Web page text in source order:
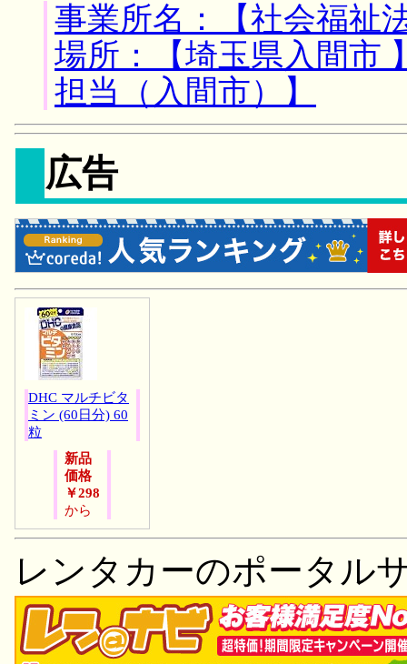
事業所名：【社会福
場所：【埼玉県入間市
担当（入間市）】
広告
DHC マルチビタ
ミン (60日分) 60
粒
新品
価格
￥298
から
レンタカーのポータル